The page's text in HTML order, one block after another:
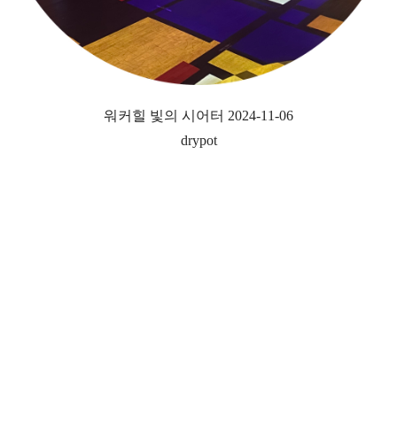
워커힐 빛의 시어터 2024-11-06
drypot